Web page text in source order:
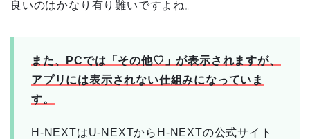
良いのはかなり有り難いですよね。
また、PCでは「その他♡」が表示されますが、
アプリには表示されない仕組みになっていま
す。
H-NEXTはU-NEXTからH-NEXTの公式サイト